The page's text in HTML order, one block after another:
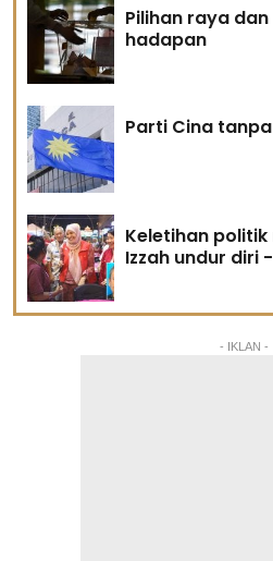
Pilihan raya
hadapan
Parti Cina
Keletihan
Izzah undur diri
- IKLAN -